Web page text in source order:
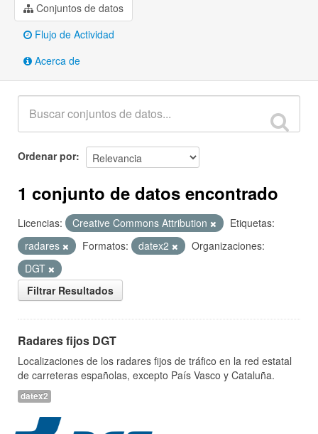
Conjuntos de datos
Flujo de Actividad
Acerca de
Ordenar por
1 conjunto de datos encontrado
Licencias: Creative Commons Attribution
Etiquetas:
radares
Formatos: datex2
Organizaciones:
DGT
Filtrar Resultados
Radares fijos DGT
Localizaciones de los radares fijos de tráfico en la red estatal
de carreteras españolas, excepto País Vasco y Cataluña.
datex2